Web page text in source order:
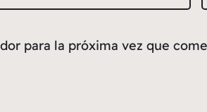
para la próxima vez que